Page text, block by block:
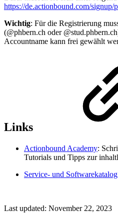
https://de.actionbound.com/signup/
Wichtig: Für die Registrierung
(@phbern.ch oder
Accountname kann frei gewählt
Links
Actionbound Academy:
Tutorials und Tipps zur
Service- und
Last updated: November 22, 2023